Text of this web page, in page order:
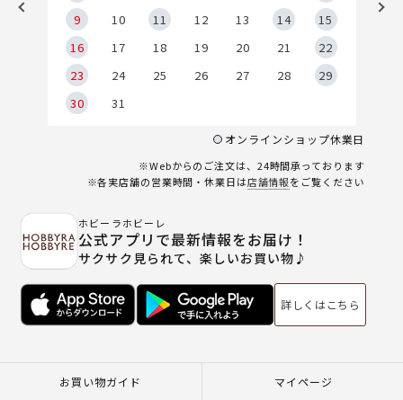
9
10 11 12 13 14
15
16
17 18 19 20 21
22
23
24 25 26 27 28
29
30
31
オンラインショップ休業日
※Webからのご注文は、24時間承っております
※各実店舗の営業時間・休業日は店舗情報をご覧ください
ホビーラホビーレ
公式アプリで最新情報をお届け！
サクサク見られて、楽しいお買い物♪
詳しくはこちら
お買い物ガイド マイページ